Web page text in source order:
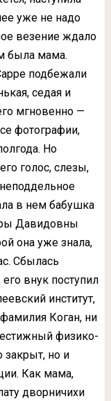
уже не надо
везение ждало
была мама.
подбежали
седая и
мгновенно —
фотографии,
Но
голос, слезы,
в нем бабушка
Давидовны
она уже знала,
Сбылась
внук поступил
институт,
Коган, ни
физико-
закрыт, но и
Как мама,
дворничихи